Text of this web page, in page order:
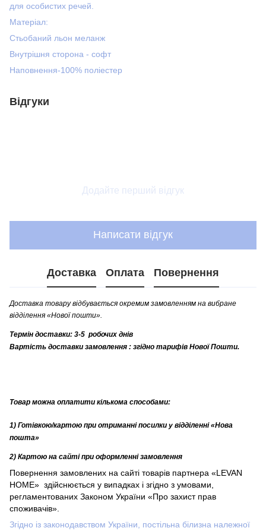
для особистих речей.
Матеріал:
Стьобаний льон меланж
Внутрішня сторона - софт
Наповнення-100% поліестер
Відгуки
Додайте перший відгук
Написати відгук
Доставка Оплата Повернення
Доставка товару відбувається окремим замовленням на вибране
відділення «Нової пошти».
Термін доставки: 3-5 робочих днів
Вартість доставки замовлення : згідно тарифів Нової Пошти.
Товар можна оплатити кількома способами:
1) Готівкою/картою при отриманні посилки у відділенні «Нова
пошта»
2) Картою на сайті при оформленні замовлення
Повернення замовлених на сайті товарів партнера «LEVAN
HOME» здійснюється у випадках і згідно з умовами,
регламентованих Законом України «Про захист прав
споживачів».
Згідно із законодавством України, постільна білизна належної